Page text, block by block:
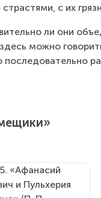
с их
ли они
можно